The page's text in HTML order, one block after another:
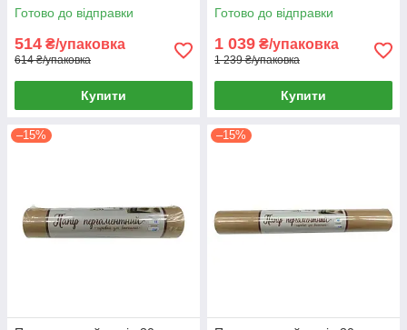
Готово до відправки
514 ₴/упаковка
614 ₴/упаковка
Купити
Готово до відправки
1 039 ₴/упаковка
1 239 ₴/упаковка
Купити
–15% –15%